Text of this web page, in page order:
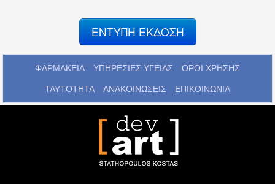
ΕΝΤΥΠΗ ΕΚΔΟΣΗ
ΦΑΡΜΑΚΕΙΑ ΥΠΗΡΕΣΙΕΣ ΥΓΕΙΑΣ ΟΡΟΙ ΧΡΗΣΗΣ
ΤΑΥΤΟΤΗΤΑ ΑΝΑΚΟΙΝΩΣΕΙΣ ΕΠΙΚΟΙΝΩΝΙΑ